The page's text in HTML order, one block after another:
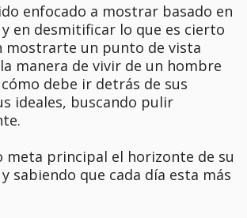
enfocado a mostrar basado en
en desmitificar lo que es cierto
mostrarte un punto de vista
manera de vivir de un hombre
debe ir detrás de sus
ideales, buscando pulir
meta principal el horizonte de su
sabiendo que cada día esta más